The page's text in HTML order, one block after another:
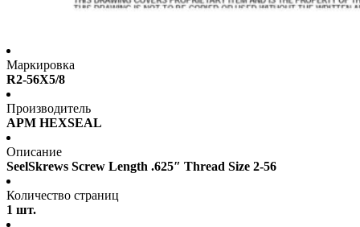
Маркировка
R2-56X5/8
Производитель
APM HEXSEAL
Описание
SeelSkrews Screw Length .625″ Thread Size 2-56
Количество страниц
1 шт.